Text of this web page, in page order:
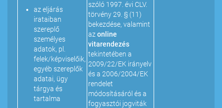
az eljárás
irataiban
szereplő
személyes
adatok, pl.
felek/képviselőik,
egyéb szereplők
adatai, ügy
tárgya és
tartalma
szóló 1997. évi CLV.
törvény 29. § (11)
bekezdése, valamint
az online
vitarendezés
tekintetében a
2009/22/EK irányelv
és a 2006/2004/EK
rendelet
módosításáról és a
fogyasztói jogviták